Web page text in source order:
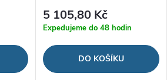
5 105,80 Kč
Expedujeme do 48 hodin
DO KOŠÍKU